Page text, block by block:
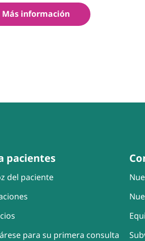
Más información
pacientes
del paciente
para su primera consulta